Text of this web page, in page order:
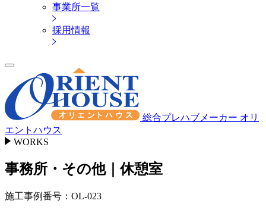
事業所一覧
採用情報
総合プレハブメーカー オリ
エントハウス
WORKS
事務所・その他｜休憩室
施工事例番号：OL-023